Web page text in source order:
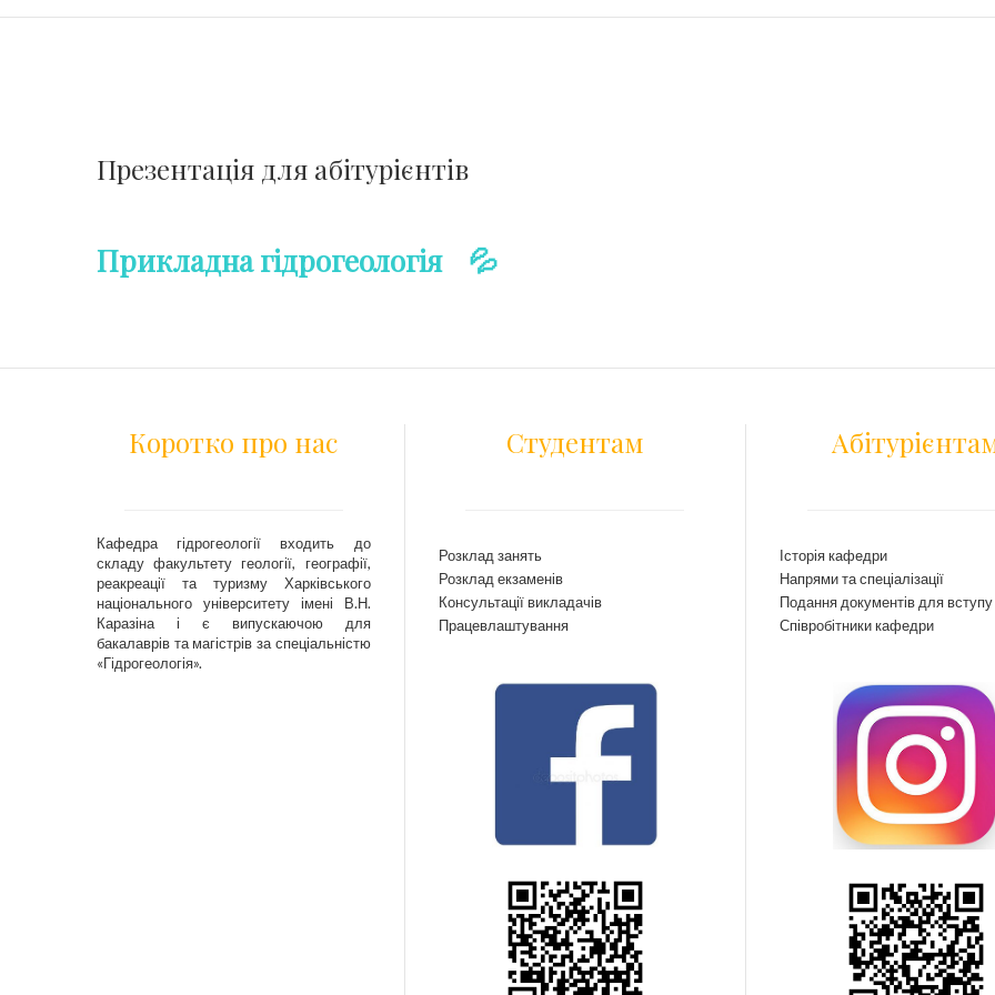
Презентація для абітурієнтів
Прикладна гідрогеологія 💦
Коротко про нас
Кафедра гідрогеології входить до
складу факультету геології, географії,
реакреації та туризму Харківського
національного університету імені В.Н.
Каразіна і є випускаючою для
бакалаврів та магістрів за спеціальністю
«Гідрогеологія».
Студентам
Розклад занять
Розклад екзаменів
Консультації викладачів
Працевлаштування
Історія кафедри
Напрями та спеціалізації
Подання документів для вступу
Співробітники кафедри